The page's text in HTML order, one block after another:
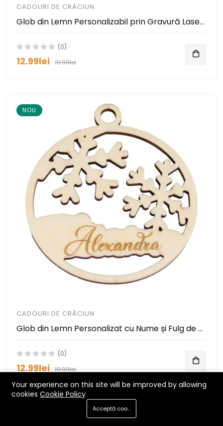
CADOURI DE CRĂCIUN
Glob din Lemn Personalizabil prin Gravură Laser - Cadouri pentru Sărbători
(0)
12.99lei 19.99lei
NOU
CADOURI DE CRĂCIUN
Glob din Lemn Personalizat cu Nume și Fulg de Nea – Decorațiune de Crăciun Unică
(0)
12.99lei 19.99lei
Your experience on this site will be improved by allowing
cookies Cookie Policy
Acceptă cookie-uri